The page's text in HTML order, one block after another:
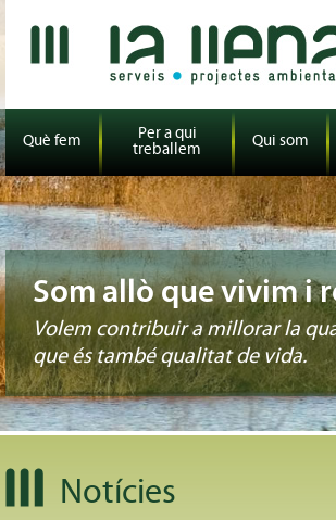
Som allò que vivim i
Volem contribuir a millorar la
que és també qualitat de vida.
Què fem
Per a qui
treballem
Qui som
Notícies